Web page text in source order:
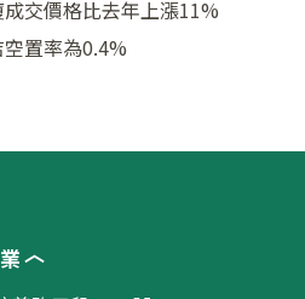
交價格比去年上漲11%
置率為0.4%